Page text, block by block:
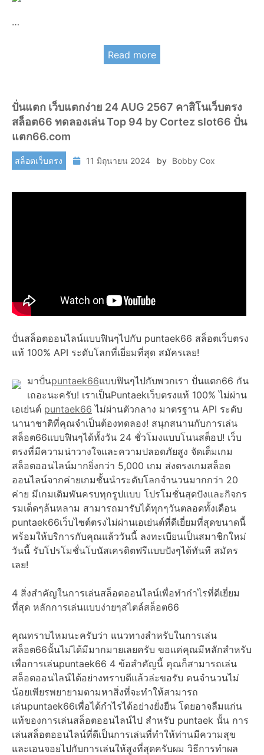
…
Read more
ปั่นแตก เว็บแตกง่าย 24 AUG 2567 คาสิโนเว็บตรง
สล็อต66 ทดลองเล่น Top 94 by Cortez slot66 ปั่น
แตก66.com
สล็อตเว็บตรง 11 มิถุนายน 2024 by Bobby Cox
ปั่นสล็อตออนไลน์แบบฟินๆไปกับ puntaek66 สล็อตเว็บตรง
แท้ 100% API ระดับโลกที่เยี่ยมที่สุด สมัครเลย!
มาปั่นpuntaek66แบบฟินๆไปกับพวกเรา ปั่นแตก66 กัน
เถอะนะครับ! เราเป็นPuntaekเว็บตรงแท้ 100% ไม่ผ่าน
เอเย่นต์ puntaek66 ไม่ผ่านตัวกลาง มาตรฐาน API ระดับ
นานาชาติที่คุณจำเป็นต้องทดลอง! สนุกสนานกับการเล่น
สล็อต66แบบฟินๆได้ทั้งวัน 24 ชั่วโมงแบบโนนสต็อป! เว็บ
ตรงที่มีความน่าวางใจและความปลอดภัยสูง จัดเต็มเกม
สล็อตออนไลน์มากยิ่งกว่า 5,000 เกม ส่งตรงเกมสล็อต
ออนไลน์จากค่ายเกมชั้นนำระดับโลกจำนวนมากกว่า 20
ค่าย มีเกมเดิมพันครบทุกรูปแบบ โปรโมชั่นสุดปังและกิจกร
รมเด็ดๆล้นหลาม สามารถมารับได้ทุกๆวันตลอดทั้งเดือน
puntaek66เว็บไซต์ตรงไม่ผ่านเอเย่นต์ที่ดีเยี่ยมที่สุดขนาดนี้
พร้อมให้บริการกับคุณแล้ววันนี้ ลงทะเบียนเป็นสมาชิกใหม่
วันนี้ รับโปรโมชั่นโบนัสเครดิตฟรีแบบปังๆได้ทันที สมัคร
เลย!
4 สิ่งสำคัญในการเล่นสล็อตออนไลน์เพื่อทำกำไรที่ดีเยี่ยม
ที่สุด หลักการเล่นแบบง่ายๆสไตล์สล็อต66
คุณทราบไหมนะครับว่า แนวทางสำหรับในการเล่น
สล็อต66นั้นไม่ได้มีมากมายเลยครับ ขอแค่คุณมีหลักสำหรับ
เพื่อการเล่นpuntaek66 4 ข้อสำคัญนี้ คุณก็สามารถเล่น
สล็อตออนไลน์ได้อย่างทราบดีแล้วล่ะขอรับ คนจำนวนไม่
น้อยเพียรพยายามตามหาสิ่งที่จะทำให้สามารถ
เล่นpuntaek66เพื่อได้กำไรได้อย่างยั่งยืน โดยอาจลืมแก่น
แท้ของการเล่นสล็อตออนไลน์ไป สำหรับ puntaek นั้น การ
เล่นสล็อตออนไลน์ที่ดีเป็นการเล่นที่ทำให้ท่านมีความสุข
และเอนจอยไปกับการเล่นให้สูงที่สุดครับผม วิธีการทำผล